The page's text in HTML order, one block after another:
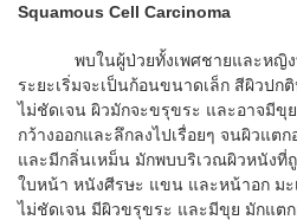
Squamous Cell Carcinoma
พบในผู้ป่วยทั้งเพศชายและหญิงที่
ระยะเริ่มจะเป็นก้อนขนาดเล็ก สีผิวปก
ไม่ชัดเจน ผิวมักจะขรุขระ และอาจมีขุ
กว้างออกและลึกลงไปเรื่อยๆ จนผิวแต
และมีกลิ่นเหม็น มักพบบริเวณผิวหนังที่
ใบหน้า หนังศีรษะ แขน และหน้าอก ม
ไม่ชัดเจน มีผิวขรุขระ และมีขุย มักแต